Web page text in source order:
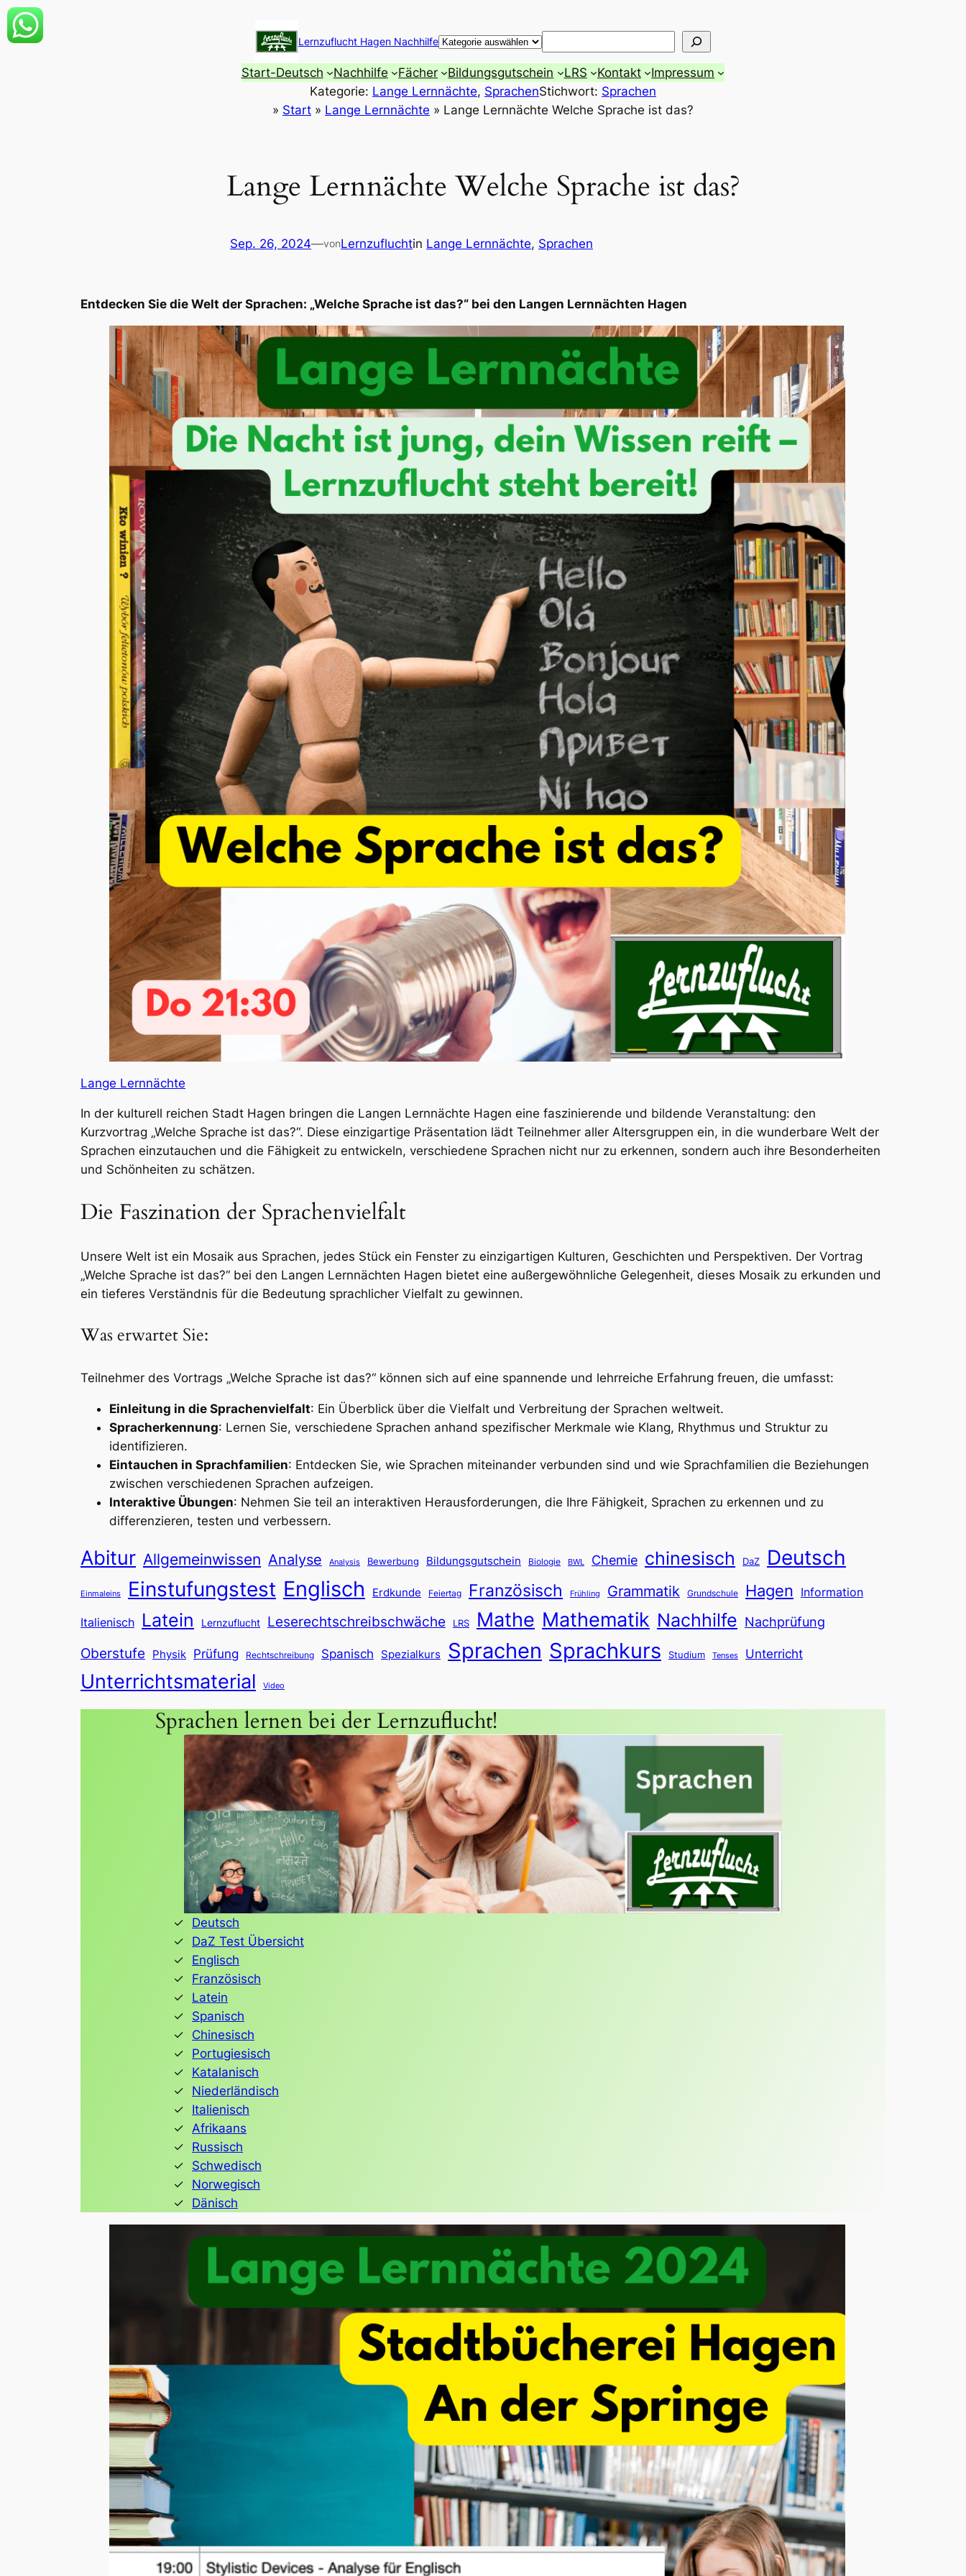
Zum
Inhalt
Lernzuflucht Hagen Nachhilfe Suchen
Start-Deutsch Nachhilfe Fächer Bildungsgutschein LRS Kontakt
Impressum
Kategorie: Lange Lernnächte, SprachenStichwort: Sprachen
» Start » Lange Lernnächte » Lange Lernnächte Welche Sprache ist das?
Lange Lernnächte Welche Sprache ist das?
Sep. 26, 2024—vonLernzufluchtin Lange Lernnächte, Sprachen
Entdecken Sie die Welt der Sprachen: „Welche Sprache ist das?“ bei den Langen Lernnächten Hagen
Lange Lernnächte
In der kulturell reichen Stadt Hagen bringen die Langen Lernnächte Hagen eine faszinierende und bildende Veranstaltung: den
Kurzvortrag „Welche Sprache ist das?“. Diese einzigartige Präsentation lädt Teilnehmer aller Altersgruppen ein, in die wunderbare Welt der
Sprachen einzutauchen und die Fähigkeit zu entwickeln, verschiedene Sprachen nicht nur zu erkennen, sondern auch ihre Besonderheiten
und Schönheiten zu schätzen.
Die Faszination der Sprachenvielfalt
Unsere Welt ist ein Mosaik aus Sprachen, jedes Stück ein Fenster zu einzigartigen Kulturen, Geschichten und Perspektiven. Der Vortrag
„Welche Sprache ist das?“ bei den Langen Lernnächten Hagen bietet eine außergewöhnliche Gelegenheit, dieses Mosaik zu erkunden und
ein tieferes Verständnis für die Bedeutung sprachlicher Vielfalt zu gewinnen.
Was erwartet Sie:
Teilnehmer des Vortrags „Welche Sprache ist das?“ können sich auf eine spannende und lehrreiche Erfahrung freuen, die umfasst:
Einleitung in die Sprachenvielfalt: Ein Überblick über die Vielfalt und Verbreitung der Sprachen weltweit.
Spracherkennung: Lernen Sie, verschiedene Sprachen anhand spezifischer Merkmale wie Klang, Rhythmus und Struktur zu
identifizieren.
Eintauchen in Sprachfamilien: Entdecken Sie, wie Sprachen miteinander verbunden sind und wie Sprachfamilien die Beziehungen
zwischen verschiedenen Sprachen aufzeigen.
Interaktive Übungen: Nehmen Sie teil an interaktiven Herausforderungen, die Ihre Fähigkeit, Sprachen zu erkennen und zu
differenzieren, testen und verbessern.
Abitur Allgemeinwissen Analyse Analysis Bewerbung Bildungsgutschein Biologie BWL Chemie chinesisch DaZ Deutsch
Einmaleins Einstufungstest Englisch Erdkunde Feiertag Französisch Frühling Grammatik Grundschule Hagen Information
Italienisch Latein Lernzuflucht Leserechtschreibschwäche LRS Mathe Mathematik Nachhilfe Nachprüfung
Oberstufe Physik Prüfung Rechtschreibung Spanisch Spezialkurs Sprachen Sprachkurs Studium Tenses Unterricht
Unterrichtsmaterial Video
Sprachen lernen bei der Lernzuflucht!
Deutsch
DaZ Test Übersicht
Englisch
Französisch
Latein
Spanisch
Chinesisch
Portugiesisch
Katalanisch
Niederländisch
Italienisch
Afrikaans
Russisch
Schwedisch
Norwegisch
Dänisch